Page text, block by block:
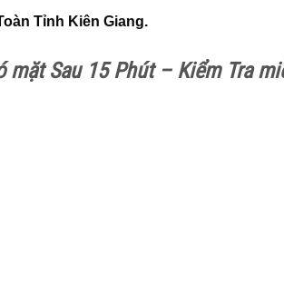
Tỉnh Kiên Giang.
Sau 15 Phút – Kiểm Tra